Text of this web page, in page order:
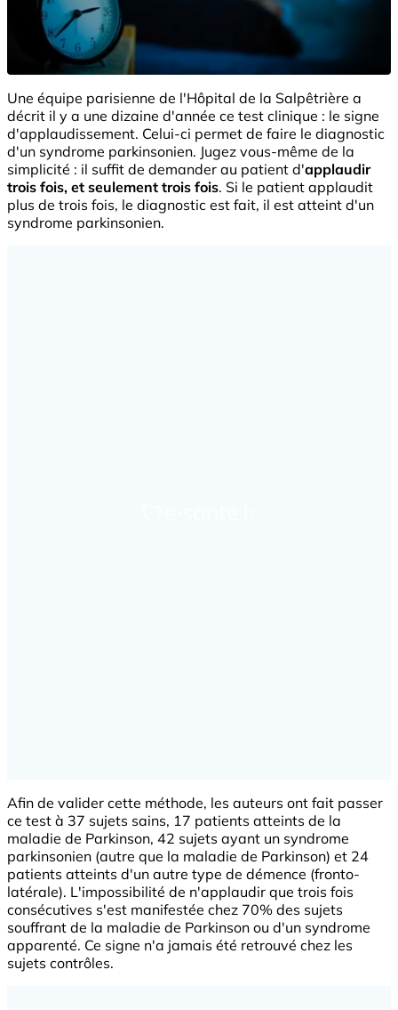
Une équipe parisienne de l'Hôpital de la Salpêtrière a
décrit il y a une dizaine d'année ce test clinique : le signe
d'applaudissement. Celui-ci permet de faire le diagnostic
d'un syndrome parkinsonien. Jugez vous-même de la
simplicité : il suffit de demander au patient d'applaudir
trois fois, et seulement trois fois. Si le patient applaudit
plus de trois fois, le diagnostic est fait, il est atteint d'un
syndrome parkinsonien.
Afin de valider cette méthode, les auteurs ont fait passer
ce test à 37 sujets sains, 17 patients atteints de la
maladie de Parkinson, 42 sujets ayant un syndrome
parkinsonien (autre que la maladie de Parkinson) et 24
patients atteints d'un autre type de démence (fronto-
latérale). L'impossibilité de n'applaudir que trois fois
consécutives s'est manifestée chez 70% des sujets
souffrant de la maladie de Parkinson ou d'un syndrome
apparenté. Ce signe n'a jamais été retrouvé chez les
sujets contrôles.